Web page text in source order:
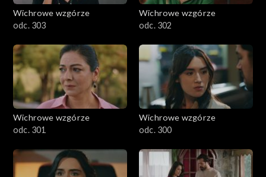
Wichrowe wzgórze
odc. 303
Wichrowe wzgórze
odc. 302
Wichrowe wzgórze
odc. 301
Wichrowe wzgórze
odc. 300